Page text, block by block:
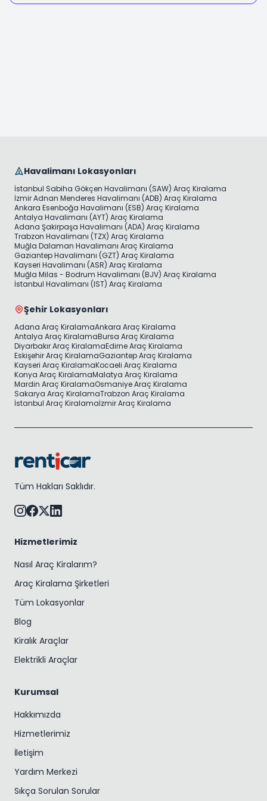
Havalimanı Lokasyonları
İstanbul Sabiha Gökçen Havalimanı (SAW) Araç Kiralama
İzmir Adnan Menderes Havalimanı (ADB) Araç Kiralama
Ankara Esenboğa Havalimanı (ESB) Araç Kiralama
Antalya Havalimanı (AYT) Araç Kiralama
Adana Şakirpaşa Havalimanı (ADA) Araç Kiralama
Trabzon Havalimanı (TZX) Araç Kiralama
Muğla Dalaman Havalimanı Araç Kiralama
Gaziantep Havalimanı (GZT) Araç Kiralama
Kayseri Havalimanı (ASR) Araç Kiralama
Muğla Milas - Bodrum Havalimanı (BJV) Araç Kiralama
İstanbul Havalimanı (IST) Araç Kiralama
Şehir Lokasyonları
Adana Araç KiralamaAnkara Araç Kiralama
Antalya Araç KiralamaBursa Araç Kiralama
Diyarbakır Araç KiralamaEdirne Araç Kiralama
Eskişehir Araç KiralamaGaziantep Araç Kiralama
Kayseri Araç KiralamaKocaeli Araç Kiralama
Konya Araç KiralamaMalatya Araç Kiralama
Mardin Araç KiralamaOsmaniye Araç Kiralama
Sakarya Araç KiralamaTrabzon Araç Kiralama
İstanbul Araç Kiralamaİzmir Araç Kiralama
Tüm Hakları Saklıdır.
Hizmetlerimiz
Nasıl Araç Kiralarım?
Araç Kiralama Şirketleri
Tüm Lokasyonlar
Blog
Kiralık Araçlar
Elektrikli Araçlar
Kurumsal
Hakkımızda
Hizmetlerimiz
İletişim
Yardım Merkezi
Sıkça Sorulan Sorular